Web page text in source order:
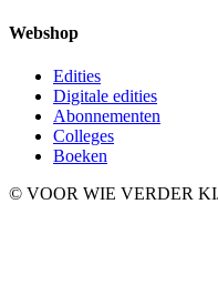
Webshop
Edities
Digitale edities
Abonnementen
Colleges
Boeken
© VOOR WIE VERDER